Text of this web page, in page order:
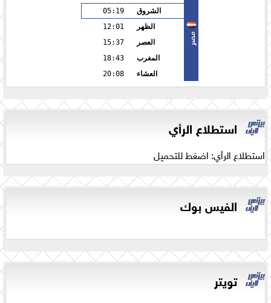
مصر
الشروق
05:19
الظهر
12:01
العصر
15:37
المغرب
18:43
العشاء
20:08
استطلاع الرأي
استطلاع الرأي: اضغط للتحميل
الفيس بوك
تويتر